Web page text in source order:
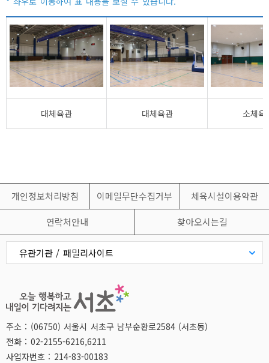
대체육관 대체육관 소체육
개인정보처리방침 이메일무단수집거부 체육시설이용약관
연락처안내 찾아오시는길
유관기관 / 패밀리사이트
공정거래위원회
HCN 서초방송
방배경찰서
법제처
주소 : (06750) 서울시 서초구 남부순환로2584 (서초동)
전화 : 02-2155-6216,6211
사업자번호 : 214-83-00183